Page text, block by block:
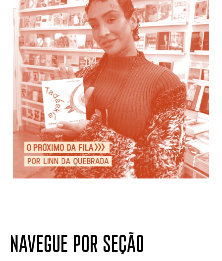
NAVEGUE POR SEÇÃO